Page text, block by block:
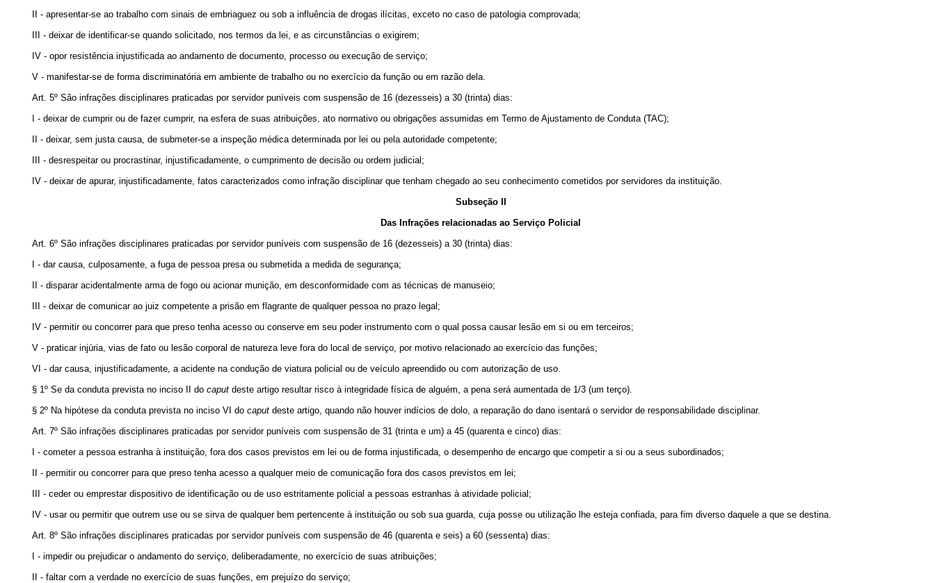
II - apresentar-se ao trabalho com sinais de embriaguez ou sob a influência de drogas ilícitas, exceto no caso de patologia comprovada;
III - deixar de identificar-se quando solicitado, nos termos da lei, e as circunstâncias o exigirem;
IV - opor resistência injustificada ao andamento de documento, processo ou execução de serviço;
V - manifestar-se de forma discriminatória em ambiente de trabalho ou no exercício da função ou em razão dela.
Art. 5º São infrações disciplinares praticadas por servidor puníveis com suspensão de 16 (dezesseis) a 30 (trinta) dias:
I - deixar de cumprir ou de fazer cumprir, na esfera de suas atribuições, ato normativo ou obrigações assumidas em Termo de Ajustamento de Conduta (TAC);
II - deixar, sem justa causa, de submeter-se a inspeção médica determinada por lei ou pela autoridade competente;
III - desrespeitar ou procrastinar, injustificadamente, o cumprimento de decisão ou ordem judicial;
IV - deixar de apurar, injustificadamente, fatos caracterizados como infração disciplinar que tenham chegado ao seu conhecimento cometidos por servidores da instituição.
Subseção II
Das Infrações relacionadas ao Serviço Policial
Art. 6º São infrações disciplinares praticadas por servidor puníveis com suspensão de 16 (dezesseis) a 30 (trinta) dias:
I - dar causa, culposamente, a fuga de pessoa presa ou submetida a medida de segurança;
II - disparar acidentalmente arma de fogo ou acionar munição, em desconformidade com as técnicas de manuseio;
III - deixar de comunicar ao juiz competente a prisão em flagrante de qualquer pessoa no prazo legal;
IV - permitir ou concorrer para que preso tenha acesso ou conserve em seu poder instrumento com o qual possa causar lesão em si ou em terceiros;
V - praticar injúria, vias de fato ou lesão corporal de natureza leve fora do local de serviço, por motivo relacionado ao exercício das funções;
VI - dar causa, injustificadamente, a acidente na condução de viatura policial ou de veículo apreendido ou com autorização de uso.
§ 1º Se da conduta prevista no inciso II do caput deste artigo resultar risco à integridade física de alguém, a pena será aumentada de 1/3 (um terço).
§ 2º Na hipótese da conduta prevista no inciso VI do caput deste artigo, quando não houver indícios de dolo, a reparação do dano isentará o servidor de responsabilidade disciplinar.
Art. 7º São infrações disciplinares praticadas por servidor puníveis com suspensão de 31 (trinta e um) a 45 (quarenta e cinco) dias:
I - cometer a pessoa estranha à instituição, fora dos casos previstos em lei ou de forma injustificada, o desempenho de encargo que competir a si ou a seus subordinados;
II - permitir ou concorrer para que preso tenha acesso a qualquer meio de comunicação fora dos casos previstos em lei;
III - ceder ou emprestar dispositivo de identificação ou de uso estritamente policial a pessoas estranhas à atividade policial;
IV - usar ou permitir que outrem use ou se sirva de qualquer bem pertencente à instituição ou sob sua guarda, cuja posse ou utilização lhe esteja confiada, para fim diverso daquele a que se destina.
Art. 8º São infrações disciplinares praticadas por servidor puníveis com suspensão de 46 (quarenta e seis) a 60 (sessenta) dias:
I - impedir ou prejudicar o andamento do serviço, deliberadamente, no exercício de suas atribuições;
II - faltar com a verdade no exercício de suas funções, em prejuízo do serviço;